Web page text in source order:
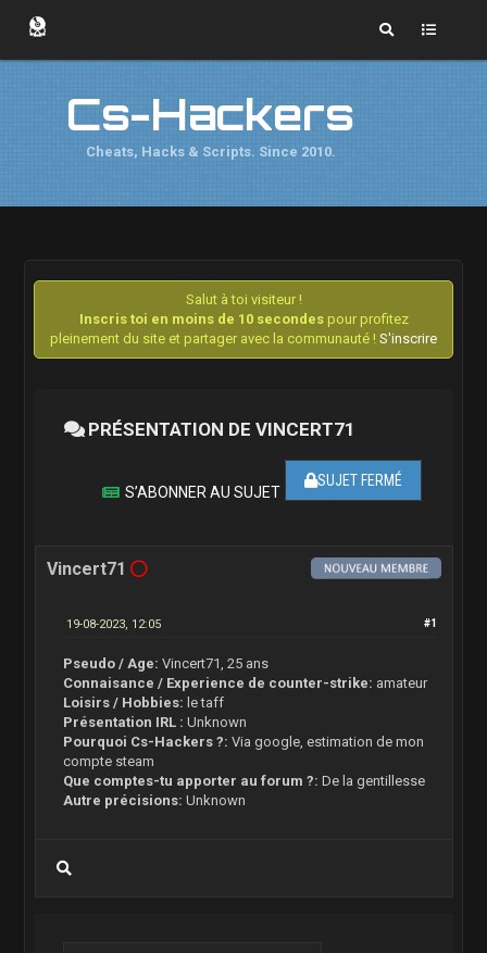
Cs-Hackers
Cheats, Hacks & Scripts. Since 2010.
Salut à toi visiteur !
Inscris toi en moins de 10 secondespour profitez
pleinement du site et partager avec la communauté ! S'inscrire
PRÉSENTATION DE VINCERT71
SUJET FERMÉ
S’ABONNER AU SUJET
Vincert71
#1
19-08-2023, 12:05
Pseudo / Age: Vincert71, 25 ans
Connaisance / Experience de counter-strike: amateur
Loisirs / Hobbies: le taff
Présentation IRL : Unknown
Pourquoi Cs-Hackers ?: Via google, estimation de mon
compte steam
Que comptes-tu apporter au forum ?: De la gentillesse
Autre précisions: Unknown